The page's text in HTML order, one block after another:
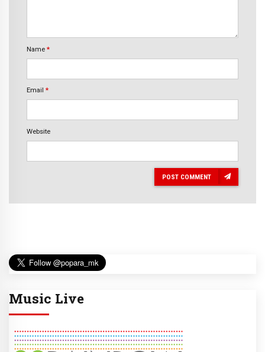
Name *
Email *
Website
POST COMMENT
Music Live